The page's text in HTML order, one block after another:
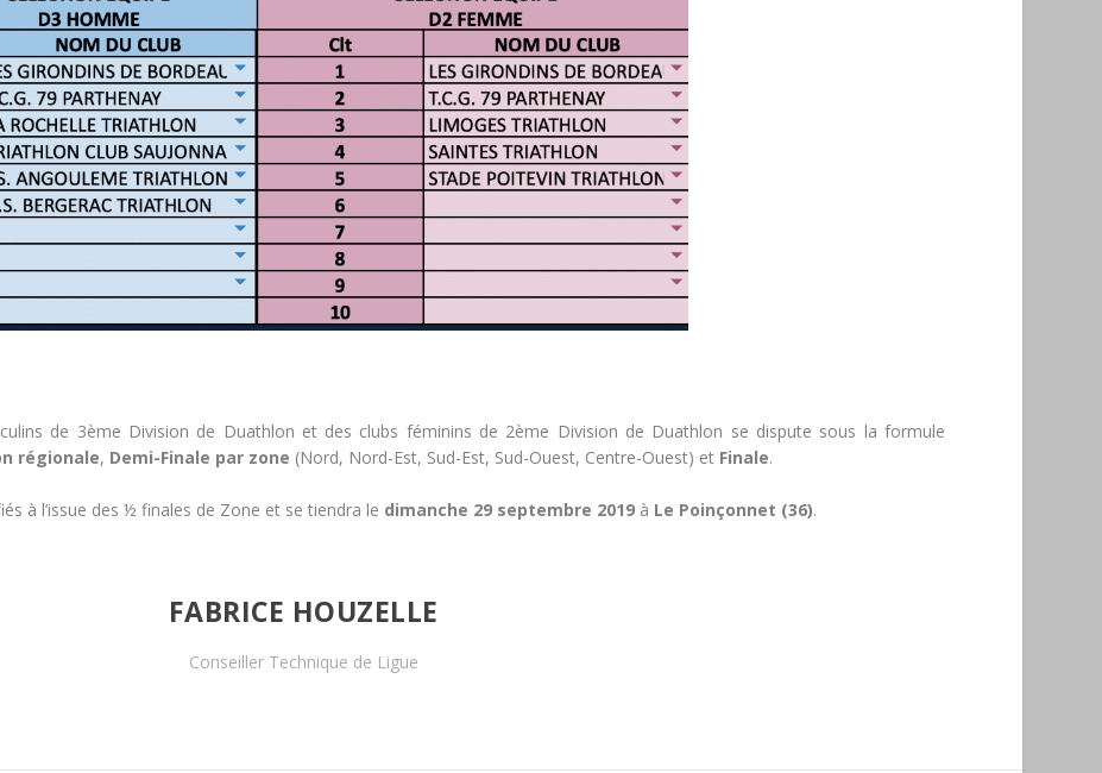
de 3ème Division de Duathlon et des clubs féminins de 2ème Division de Duathlon se dispute sous la formule
régionale, Demi-Finale par zone (Nord, Nord-Est, Sud-Est, Sud-Ouest, Centre-Ouest) et Finale.
à l’issue des ½ finales de Zone et se tiendra le dimanche 29 septembre 2019 à Le Poinçonnet (36).
FABRICE HOUZELLE
Conseiller Technique de Ligue